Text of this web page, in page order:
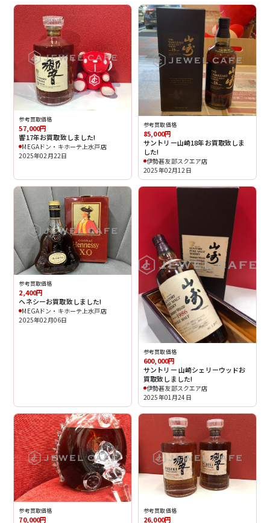
参考買取価格
57,000円
響17年お買取致しました!
MEGAドン・キホーテ上水戸店
2025年02月22日
参考買取価格
85,000円
サントリー山崎18年お買取致しま
した!
伊勢甚友部スクエア店
2025年02月12日
参考買取価格
2,400円
ヘネシーお買取致しました!
MEGAドン・キホーテ上水戸店
2025年02月06日
参考買取価格
600,000円
サントリー 山崎シェリーウッドお
買取致しました!
伊勢甚友部スクエア店
2025年01月24日
参考買取価格
70,000円
参考買取価格
26,000円